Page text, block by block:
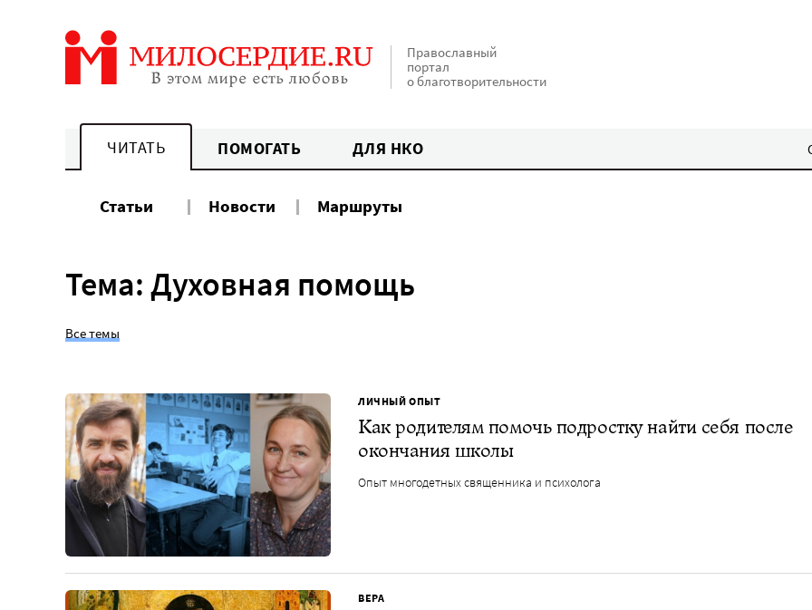
Православный
портал
о благотворительности
ЧИТАТЬ ПОМОГАТЬ ДЛЯ НКО
Статьи Новости Маршруты
Тема: Духовная помощь
Все темы
ЛИЧНЫЙ ОПЫТ
Как родителям помочь подростку найти себя после
окончания школы
Опыт многодетных священника и психолога
ВЕРА